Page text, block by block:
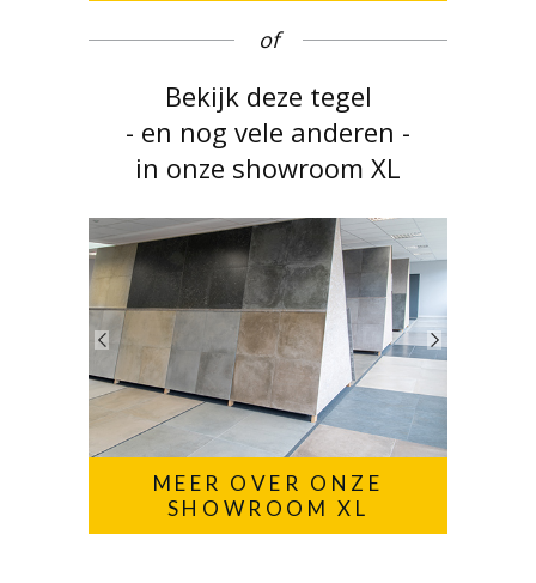
of
Bekijk deze tegel
- en nog vele anderen -
in onze showroom XL
MEER OVER ONZE
SHOWROOM XL